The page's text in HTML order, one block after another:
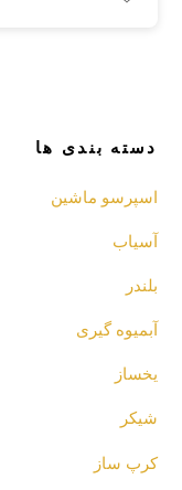
دسته بندی ها
اسپرسو‌ ماشین
آسیاب
بلندر
آبمیوه گیری
یخساز
شیکر
کرپ ساز